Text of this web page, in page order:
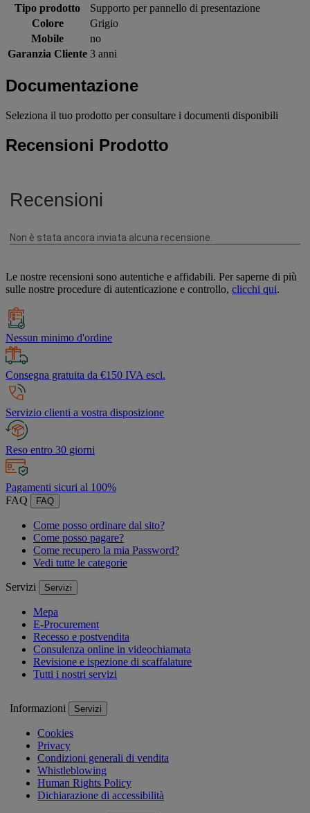
Tipo prodotto
Supporto per pannello di presentazione
Colore
Grigio
Mobile
no
Garanzia Cliente 3 anni
Documentazione
Seleziona il tuo prodotto per consultare i documenti disponibili
Recensioni Prodotto
Le nostre recensioni sono autentiche e affidabili. Per saperne di più
sulle nostre procedure di autenticazione e controllo, clicchi qui.
Nessun minimo d'ordine
Consegna gratuita da €150 IVA escl.
Servizio clienti a vostra disposizione
Reso entro 30 giorni
Pagamenti sicuri al 100%
FAQ
FAQ
Come posso ordinare dal sito?
Come posso pagare?
Come recupero la mia Password?
Vedi tutte le categorie
Servizi Servizi
Mepa
E-Procurement
Recesso e postvendita
Consulenza online in videochiamata
Revisione e ispezione di scaffalature
Tutti i nostri servizi
Informazioni Servizi
Cookies
Privacy
Condizioni generali di vendita
Whistleblowing
Human Rights Policy
Dichiarazione di accessibilità